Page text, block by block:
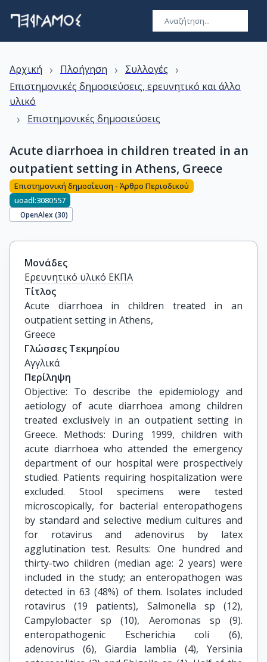
Αρχική › Πλοήγηση › Συλλογές ›
Επιστημονικές δημοσιεύσεις, ερευνητικό και άλλο
υλικό
› Επιστημονικές δημοσιεύσεις
Acute diarrhoea in children treated in an
outpatient setting in Athens, Greece
Επιστημονική δημοσίευση - Άρθρο Περιοδικού
uoadl:3080557
OpenAlex (30)
Μονάδες
Ερευνητικό υλικό ΕΚΠΑ
Τίτλος
Acute diarrhoea in children treated in an
outpatient setting in Athens,
Greece
Γλώσσες Τεκμηρίου
Αγγλικά
Περίληψη
Objective: To describe the epidemiology and
aetiology of acute diarrhoea among children
treated exclusively in an outpatient setting in
Greece. Methods: During 1999, children with
acute diarrhoea who attended the emergency
department of our hospital were prospectively
studied. Patients requiring hospitalization were
excluded. Stool specimens were tested
microscopically, for bacterial enteropathogens
by standard and selective medium cultures and
for rotavirus and adenovirus by latex
agglutination test. Results: One hundred and
thirty-two children (median age: 2 years) were
included in the study; an enteropathogen was
detected in 63 (48%) of them. Isolates included
rotavirus (19 patients), Salmonella sp (12),
Campylobacter sp (10), Aeromonas sp (9).
enteropathogenic Escherichia coli (6),
adenovirus (6), Giardia lamblia (4), Yersinia